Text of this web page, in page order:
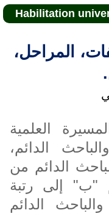
Habilitation
المراحل،
العلمية
الدائم،
الدائم من
"ب" إلى رتبة
والباحث الدائم